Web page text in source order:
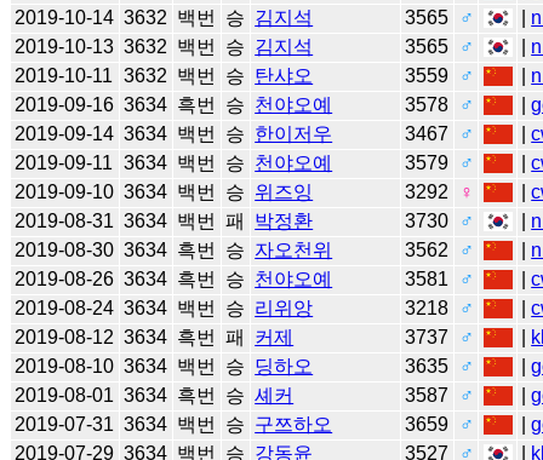
2019-10-14 3632 백번 승 김지석 3565 ♂
2019-10-13 3632 백번 승 김지석 3565 ♂
2019-10-11 3632 백번 승 탄샤오 3559 ♂
2019-09-16 3634 흑번 승 천야오예 3578 ♂ |
2019-09-14 3634 백번 승 한이저우 3467 ♂ |
2019-09-11 3634 백번 승 천야오예 3579 ♂ |
2019-09-10 3634 백번 승 위즈잉 3292 ♀ |
2019-08-31 3634 백번 패 박정환 3730 ♂
2019-08-30 3634 흑번 승 자오천위 3562 ♂
2019-08-26 3634 흑번 승 천야오예 3581 ♂ |
2019-08-24 3634 백번 승 리위앙 3218 ♂ |
2019-08-12 3634 흑번 패 커제 3737 ♂
2019-08-10 3634 백번 승 딩하오 3635 ♂ |
2019-08-01 3634 흑번 승 셰커 3587 ♂ |
2019-07-31 3634 백번 승 구쯔하오 3659 ♂ |
2019-07-29 3634 백번 승 강동윤 3527 ♂